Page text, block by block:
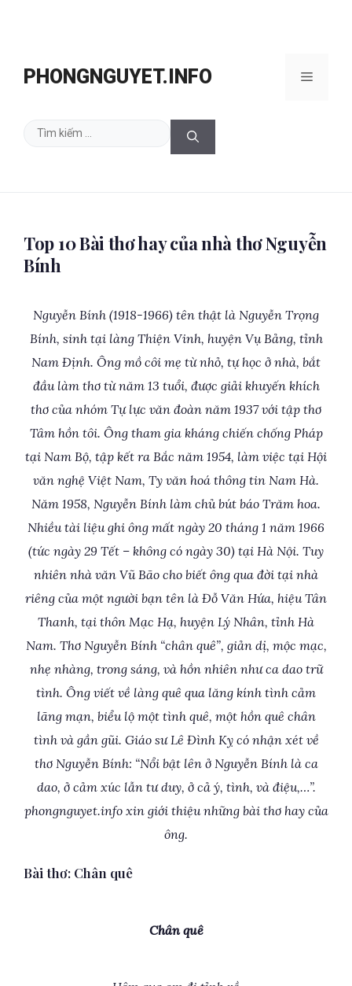
PHONGNGUYET.INFO Menu
Tìm
Top 10 Bài thơ hay của nhà thơ Nguyễn
Bính
Nguyễn Bính (1918-1966) tên thật là Nguyễn Trọng
Bính, sinh tại làng Thiện Vinh, huyện Vụ Bảng, tỉnh
Nam Định. Ông mồ côi mẹ từ nhỏ, tự học ở nhà, bắt
đầu làm thơ từ năm 13 tuổi, được giải khuyến khích
thơ của nhóm Tự lực văn đoàn năm 1937 với tập thơ
Tâm hồn tôi. Ông tham gia kháng chiến chống Pháp
tại Nam Bộ, tập kết ra Bắc năm 1954, làm việc tại Hội
văn nghệ Việt Nam, Ty văn hoá thông tin Nam Hà.
Năm 1958, Nguyễn Bính làm chủ bút báo Trăm hoa.
Nhiều tài liệu ghi ông mất ngày 20 tháng 1 năm 1966
(tức ngày 29 Tết – không có ngày 30) tại Hà Nội. Tuy
nhiên nhà văn Vũ Bão cho biết ông qua đời tại nhà
riêng của một người bạn tên là Đỗ Văn Hứa, hiệu Tân
Thanh, tại thôn Mạc Hạ, huyện Lý Nhân, tỉnh Hà
Nam. Thơ Nguyễn Bính “chân quê”, giản dị, mộc mạc,
nhẹ nhàng, trong sáng, và hồn nhiên như ca dao trữ
tình. Ông viết về làng quê qua lăng kính tình cảm
lãng mạn, biểu lộ một tình quê, một hồn quê chân
tình và gần gũi. Giáo sư Lê Đình Kỵ có nhận xét về
thơ Nguyễn Bính: “Nổi bật lên ở Nguyễn Bính là ca
dao, ở cảm xúc lẫn tư duy, ở cả ý, tình, và điệu,…”.
phongnguyet.info xin giới thiệu những bài thơ hay của
ông.
Bài thơ: Chân quê
Chân quê